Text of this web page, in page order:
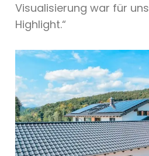
Visualisierung war für
Highlight.“